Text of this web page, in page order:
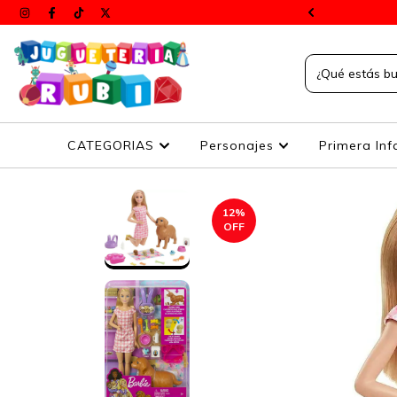
a todos el país
CATEGORIAS Personajes Primera
12%
OFF